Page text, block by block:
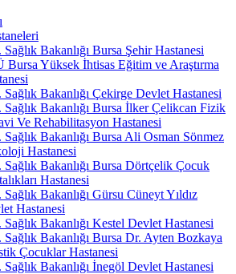
Sağlık Bakanlığı Bursa Şehir Hastanesi
Bursa Yüksek İhtisas Eğitim ve Araştırma
Sağlık Bakanlığı Çekirge Devlet Hastanesi
Sağlık Bakanlığı Bursa İlker Çelikcan Fizik
Ve Rehabilitasyon Hastanesi
Sağlık Bakanlığı Bursa Ali Osman Sönmez
Hastanesi
Sağlık Bakanlığı Bursa Dörtçelik Çocuk
Hastanesi
Sağlık Bakanlığı Gürsu Cüneyt Yıldız
Hastanesi
Sağlık Bakanlığı Kestel Devlet Hastanesi
Sağlık Bakanlığı Bursa Dr. Ayten Bozkaya
Çocuklar Hastanesi
Sağlık Bakanlığı İnegöl Devlet Hastanesi